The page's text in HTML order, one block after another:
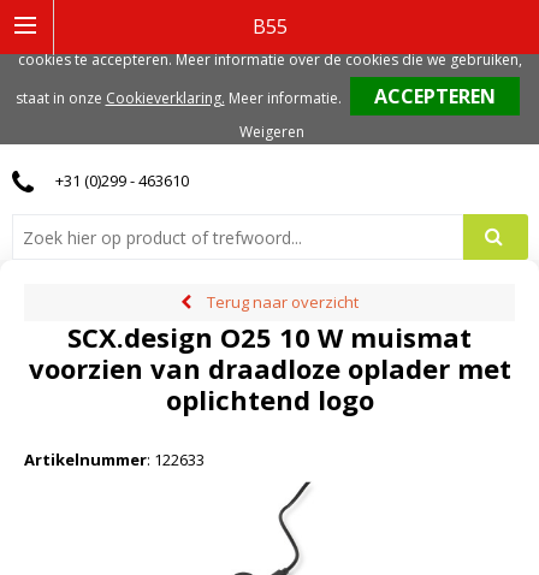
B55
0
+31 (0)299 - 463610
Terug naar overzicht
SCX.design O25 10 W muismat
voorzien van draadloze oplader met
oplichtend logo
Artikelnummer: 122633
gerelateerde cookies. Voor de beste gebruikerservaring, adviseren we deze
cookies te accepteren. Meer informatie over de cookies die we gebruiken,
staat in onze Cookieverklaring. Meer informatie.
Weigeren